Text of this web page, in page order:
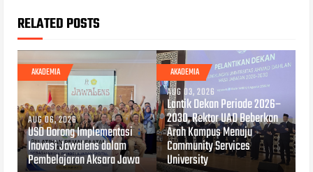
RELATED POSTS
AKADEMIA
AUG 06, 2026
USD Dorong Implementasi
Inovasi Jawalens dalam
Pembelajaran Aksara Jawa
AKADEMIA
AUG 03, 2026
Lantik Dekan Periode 2026–
2030, Rektor UAD Beberkan
Arah Kampus Menuju
Community Services
University